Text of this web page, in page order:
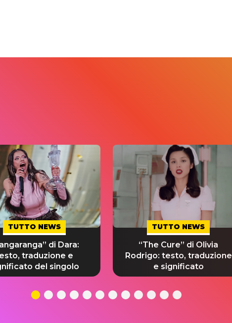
TUTTO NEWS
di Dara:
traduzione e
del singolo
TUTTO NEWS
“The Cure” di Olivia
Rodrigo: testo, traduzione
e significato